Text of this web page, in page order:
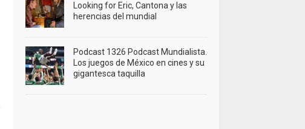
Looking for Eric, Cantona y las
herencias del mundial
Podcast 1326 Podcast Mundialista.
Los juegos de México en cines y su
gigantesca taquilla